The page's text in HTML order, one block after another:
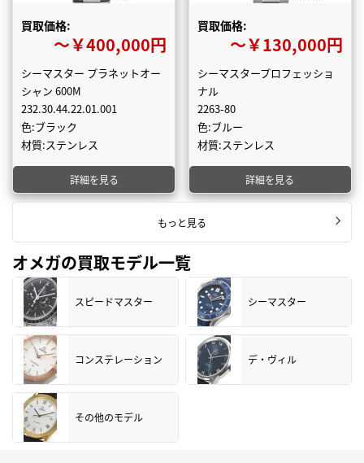
買取価格:
〜￥400,000円
シーマスター プラネットオー
シャン 600M
232.30.44.22.01.001
色:ブラック
材質:ステンレス
詳細を見る
買取価格:
〜￥130,000円
シーマスタープロフェッショ
ナル
2263-80
色:ブルー
材質:ステンレス
詳細を見る
もっと見る
オメガの買取モデル一覧
スピードマスター シーマスター
コンステレーション デ・ヴィル
その他のモデル